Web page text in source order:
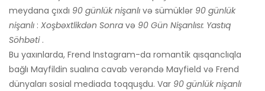
meydana çıxdı 90 günlük nişanlı və sümüklər 90 günlük
nişanlı : Xoşbəxtlikdən Sonra və 90 Gün Nişanlısı: Yastıq
Söhbəti.
Bu yaxınlarda, Frend Instagram-da romantik qısqanclıqla
bağlı Mayfildin sualına cavab verəndə Mayfield və Frend
dünyaları sosial mediada toqquşdu. Var 90 günlük nişanlı